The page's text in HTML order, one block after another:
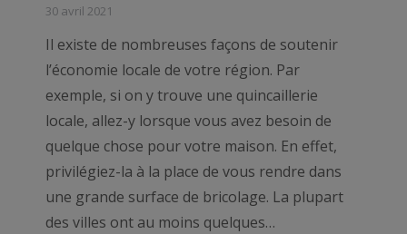
30 avril 2021
Il existe de nombreuses façons de soutenir
l’économie locale de votre région. Par
exemple, si on y trouve une quincaillerie
locale, allez-y lorsque vous avez besoin de
quelque chose pour votre maison. En effet,
privilégiez-la à la place de vous rendre dans
une grande surface de bricolage. La plupart
des villes ont au moins quelques…